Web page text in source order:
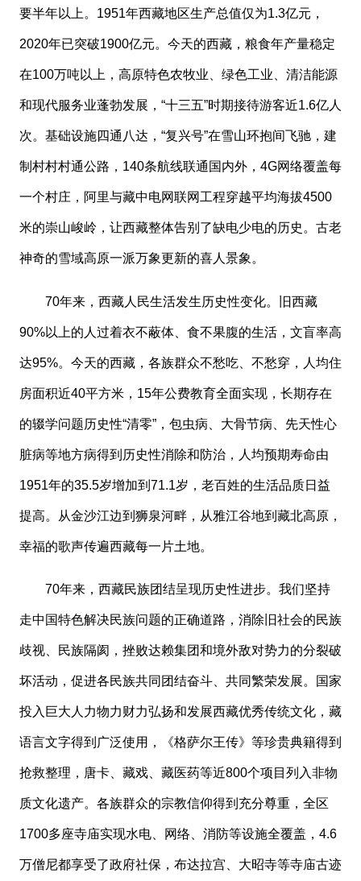
要半年以上。1951年西藏地区生产总值仅为1.3亿元，
2020年已突破1900亿元。今天的西藏，粮食年产量稳定
在100万吨以上，高原特色农牧业、绿色工业、清洁能源
和现代服务业蓬勃发展，“十三五”时期接待游客近1.6亿人
次。基础设施四通八达，“复兴号”在雪山环抱间飞驰，建
制村村村通公路，140条航线联通国内外，4G网络覆盖每
一个村庄，阿里与藏中电网联网工程穿越平均海拔4500
米的崇山峻岭，让西藏整体告别了缺电少电的历史。古老
神奇的雪域高原一派万象更新的喜人景象。
70年来，西藏人民生活发生历史性变化。旧西藏
90%以上的人过着衣不蔽体、食不果腹的生活，文盲率高
达95%。今天的西藏，各族群众不愁吃、不愁穿，人均住
房面积近40平方米，15年公费教育全面实现，长期存在
的辍学问题历史性“清零”，包虫病、大骨节病、先天性心
脏病等地方病得到历史性消除和防治，人均预期寿命由
1951年的35.5岁增加到71.1岁，老百姓的生活品质日益
提高。从金沙江边到狮泉河畔，从雅江谷地到藏北高原，
幸福的歌声传遍西藏每一片土地。
70年来，西藏民族团结呈现历史性进步。我们坚持
走中国特色解决民族问题的正确道路，消除旧社会的民族
歧视、民族隔阂，挫败达赖集团和境外敌对势力的分裂破
坏活动，促进各民族共同团结奋斗、共同繁荣发展。国家
投入巨大人力物力财力弘扬和发展西藏优秀传统文化，藏
语言文字得到广泛使用，《格萨尔王传》等珍贵典籍得到
抢救整理，唐卡、藏戏、藏医药等近800个项目列入非物
质文化遗产。各族群众的宗教信仰得到充分尊重，全区
1700多座寺庙实现水电、网络、消防等设施全覆盖，4.6
万僧尼都享受了政府社保，布达拉宫、大昭寺等寺庙古迹